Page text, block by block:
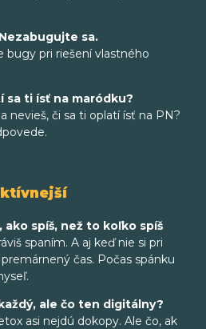
sa.
pri riešení vlastného
sa ti ísť na maródku?
nevieš, či sa ti oplatí ísť na PN?
spíš, než to koľko spíš
spaním. A aj keď nie si pri
čas. Počas spánku
ale čo ten digitálny?
asi nejdú dokopy. Ale čo, ak